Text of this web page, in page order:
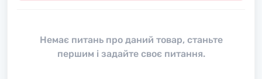
Немає питань про даний товар, станьте
першим і задайте своє питання.